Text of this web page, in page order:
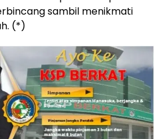
sambil menikmati
(*)